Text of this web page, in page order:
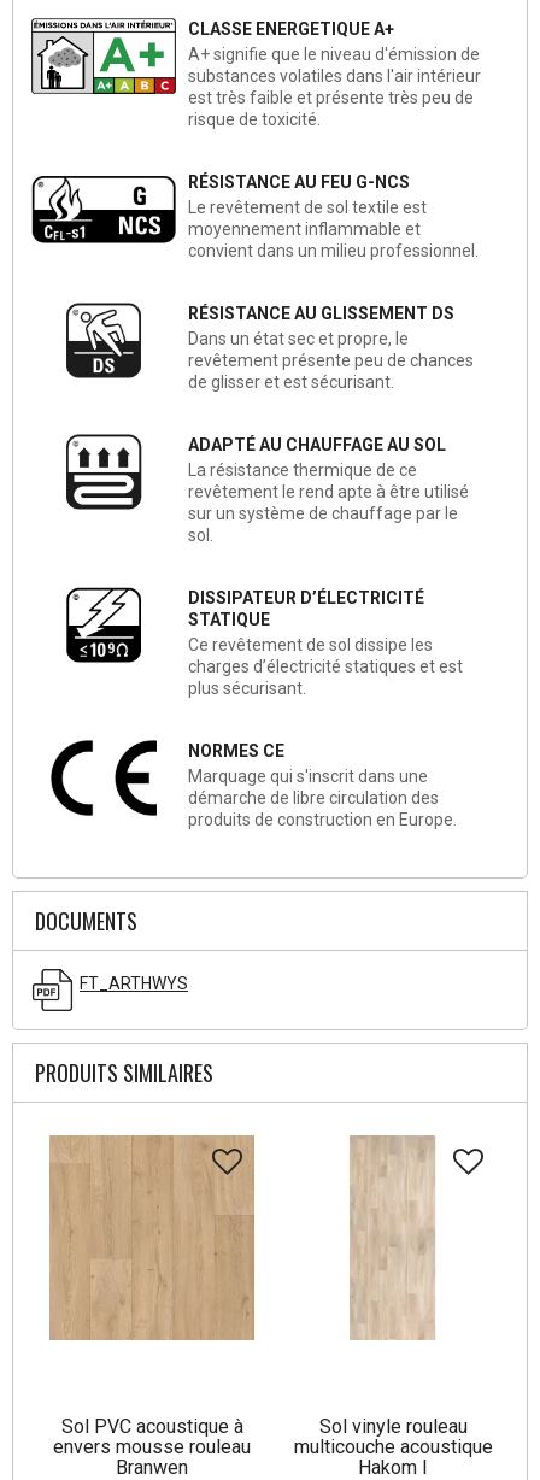
CLASSE ENERGETIQUE A+
A+ signifie que le niveau d'émission de
substances volatiles dans l'air intérieur
est très faible et présente très peu de
risque de toxicité.
RÉSISTANCE AU FEU G-NCS
Le revêtement de sol textile est
moyennement inflammable et
convient dans un milieu professionnel.
RÉSISTANCE AU GLISSEMENT DS
Dans un état sec et propre, le
revêtement présente peu de chances
de glisser et est sécurisant.
ADAPTÉ AU CHAUFFAGE AU SOL
La résistance thermique de ce
revêtement le rend apte à être utilisé
sur un système de chauffage par le
sol.
DISSIPATEUR D’ÉLECTRICITÉ
STATIQUE
Ce revêtement de sol dissipe les
charges d’électricité statiques et est
plus sécurisant.
NORMES CE
Marquage qui s'inscrit dans une
démarche de libre circulation des
produits de construction en Europe.
DOCUMENTS
FT_ARTHWYS
PRODUITS SIMILAIRES
Sol PVC acoustique à
envers mousse rouleau
Branwen
Sol vinyle rouleau
multicouche acoustique
Hakom I